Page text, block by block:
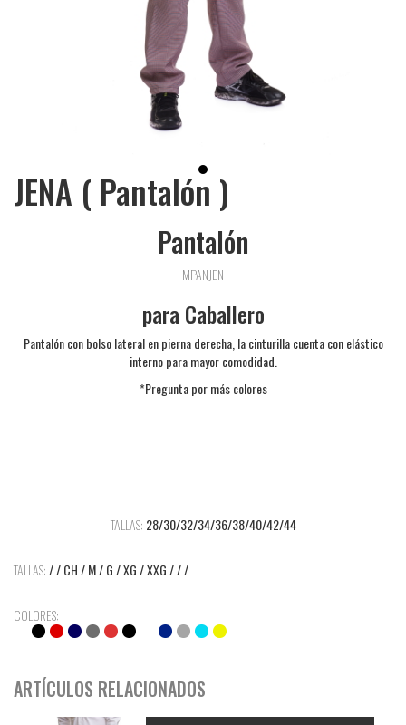
JENA ( Pantalón )
Pantalón
MPANJEN
para Caballero
Pantalón con bolso lateral en pierna derecha, la cinturilla cuenta con elástico
interno para mayor comodidad.
*Pregunta por más colores
TALLAS: 28/30/32/34/36/38/40/42/44
TALLAS:/ / CH / M / G / XG / XXG / / /
COLORES:
ARTÍCULOS RELACIONADOS